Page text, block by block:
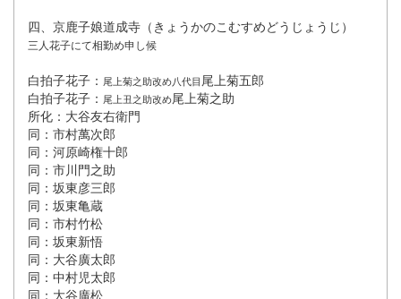
四、京鹿子娘道成寺（きょうかのこむすめどうじょうじ）
三人花子にて相勤め申し候
白拍子花子： 尾上菊之助改め八代目尾上菊五郎
白拍子花子： 尾上丑之助改め尾上菊之助
所化：大谷友右衛門
同：市村萬次郎
同：河原崎権十郎
同：市川門之助
同：坂東彦三郎
同：坂東亀蔵
同：市村竹松
同：坂東新悟
同：大谷廣太郎
同：中村児太郎
同：大谷廣松